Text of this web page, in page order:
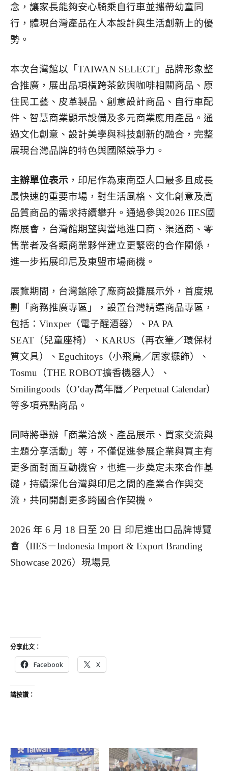
念，讓家長能夠安心騎乘自行車並攜帶幼童同
行，體現台灣產品在人本設計與生活創新上的優
勢。
本次台灣館以「TAIWAN SELECT」品牌形象整
合推廣，展出品項橫跨茶飲與咖啡相關商品、原
住民工藝、皮革製品、創意設計商品、自行車配
件、智慧商業顯示設備及多元商業應用產品。通
過文化創意、設計美學與科技創新的融合，完整
展現台灣品牌的特色與國際競爭力。
主辦單位表示 ，印尼作為東南亞人口最多且成長
最快速的重要市場，對生活風格、文化創意及高
品質商品的需求持續攀升。通過參與2026 IIES國
際展會，台灣館期望與當地進口商、渠道商、零
售業者及各類商業夥伴建立更緊密的合作關係，
進一步拓展印尼及東盟市場商機。
展覽期間，台灣館除了廠商設攤展示外，首度規
劃「商務推廣專區」，設置台灣精選商品專區，
包括：Vinxper（電子醒酒器）、PA PA
SEAT（兒童座椅）、KARUS（再衣筆／環保材
質文具）、Eguchitoys（小飛鳥／居家擺飾）、
Tosmu（THE ROBOT擴香機器人）、
Smilingoods（O’day萬年曆／Perpetual Calendar）
等多項亮點商品。
同時將舉辦「商業洽談、產品展示、買家交流與
主題分享活動」等，不僅促進參展企業與買主有
更多面對面互動機會，也進一步奠定未來合作基
礎，持續深化台灣與印尼之間的產業合作與交
流，共同開創更多跨國合作契機。
2026 年 6 月 18 日至 20 日 印尼進出口品牌博覽
會（IIES－Indonesia Import & Export Branding
Showcase 2026）現場見
分享此文：
Facebook X
請按讚：